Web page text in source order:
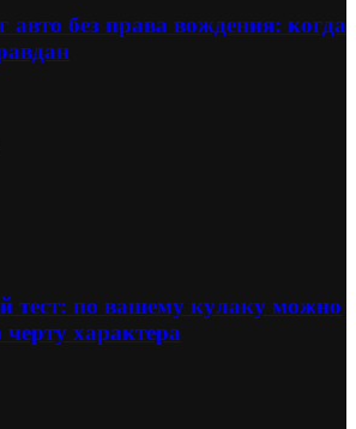
авто без права вождения: когда
тест: по вашему кулаку можно
характера